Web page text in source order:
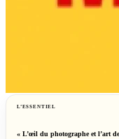
L’ESSENTIEL
« L’œil du photographe et l’art